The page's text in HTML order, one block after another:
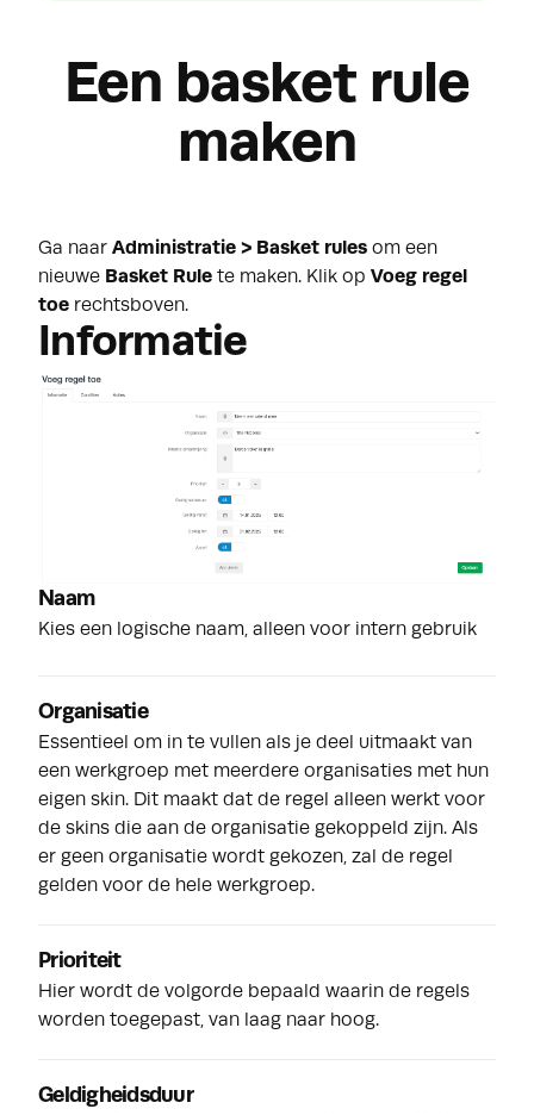
Een basket rule
maken
Ga naar Administratie > Basket rules om een
nieuwe Basket Rule te maken. Klik op Voeg regel
toe rechtsboven.
Informatie
Naam
Kies een logische naam, alleen voor intern gebruik
Organisatie
Essentieel om in te vullen als je deel uitmaakt van
een werkgroep met meerdere organisaties met hun
eigen skin. Dit maakt dat de regel alleen werkt voor
de skins die aan de organisatie gekoppeld zijn. Als
er geen organisatie wordt gekozen, zal de regel
gelden voor de hele werkgroep.
Prioriteit
Hier wordt de volgorde bepaald waarin de regels
worden toegepast, van laag naar hoog.
Geldigheidsduur